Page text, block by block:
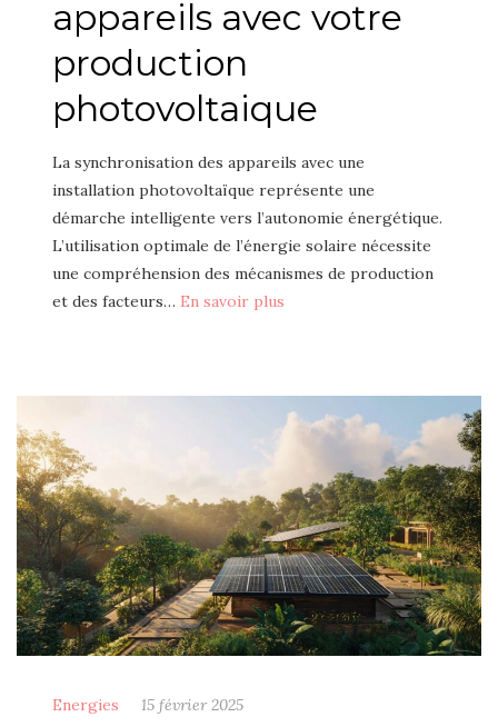
appareils avec votre
production
photovoltaique
La synchronisation des appareils avec une
installation photovoltaïque représente une
démarche intelligente vers l’autonomie énergétique.
L’utilisation optimale de l’énergie solaire nécessite
une compréhension des mécanismes de production
et des facteurs… En savoir plus
Energies 15 février 2025